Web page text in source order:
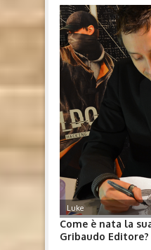
Luke
Come è nata la
Gribaudo Editore?